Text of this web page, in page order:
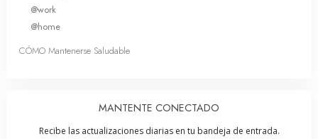
@work
@home
CÓMO Mantenerse Saludable
MANTENTE CONECTADO
Recibe las actualizaciones diarias en tu bandeja de entrada.